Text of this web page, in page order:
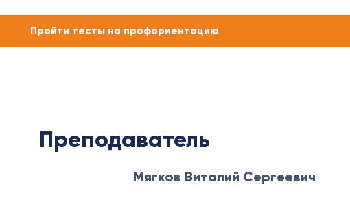
Пройти тесты на профориентацию
Преподаватель
Мягков Виталий Сергеевич